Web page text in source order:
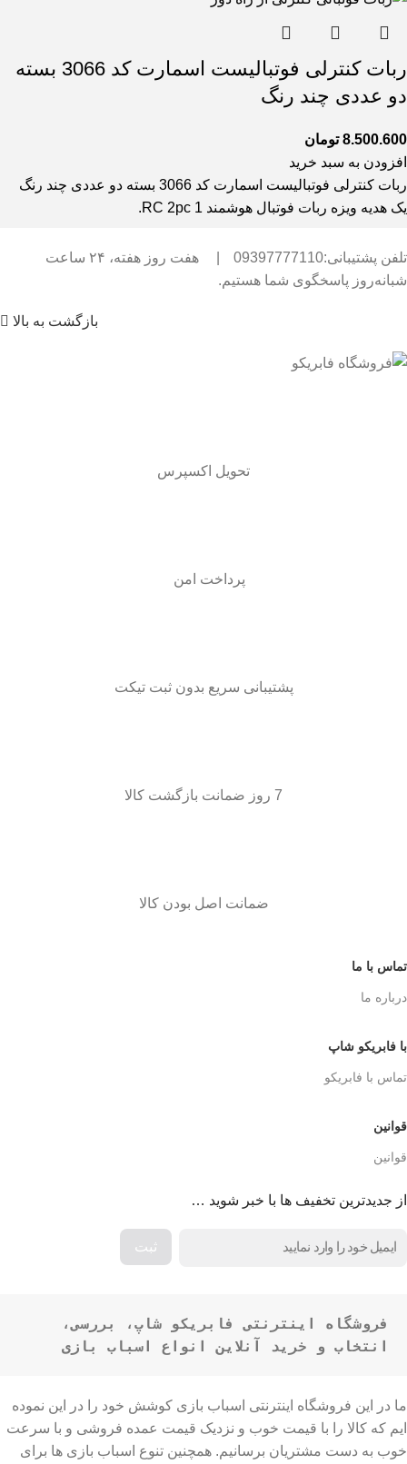
ربات کنترلی فوتبالیست اسمارت کد 3066 بسته
دو عددی چند رنگ
8.500.600 تومان
افزودن به سبد خرید
ربات کنترلی فوتبالیست اسمارت کد 3066 بسته دو عددی چند رنگ
یک هدیه ویزه ربات فوتبال هوشمند RC 2pc 1.
تلفن پشتیبانی:09397777110
هفت روز هفته، ۲۴ ساعت
شبانه‌روز پاسخگوی شما هستیم.
بازگشت به بالا
تحویل اکسپرس
پرداخت امن
پشتیبانی سریع بدون ثبت تیکت
7 روز ضمانت بازگشت کالا
ضمانت اصل بودن کالا
تماس با ما
درباره ما
با فابریکو شاپ
تماس با فابریکو
قوانین
قوانین
از جدیدترین تخفیف ها با خبر شوید …
انتخاب و خرید آنلاین انواع اسباب بازی
ما در این فروشگاه اینترنتی اسباب بازی کوشش خود را در این نموده
ایم که کالا را با قیمت خوب و نزدیک قیمت عمده فروشی و با سرعت
خوب به دست مشتریان برسانیم. همچنین تنوع اسباب بازی ها برای